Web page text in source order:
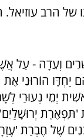
הרב עוזיאל.
וְעֵדָה - עַל
וְהֵם יַחְדָּו
יְמֵי נְעוּרַי
'תִּפְאֶרֶת
שֶׁל חֶבְרַת